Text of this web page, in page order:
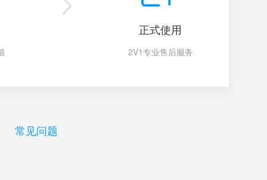
正式使用
2V1专业售后服务
常见问题